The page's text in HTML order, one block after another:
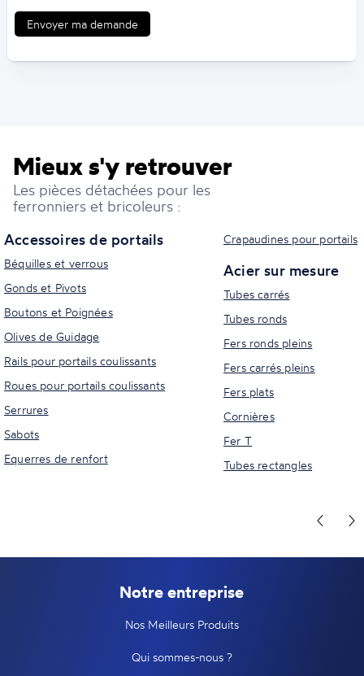
Envoyer ma demande
Mieux s'y retrouver
Les pièces détachées pour les
ferronniers et bricoleurs :
Accessoires de portails
Béquilles et verrous
Gonds et Pivots
Boutons et Poignées
Olives de Guidage
Rails pour portails coulissants
Roues pour portails coulissants
Serrures
Sabots
Equerres de renfort
Crapaudines pour portails
Acier sur mesure
Tubes carrés
Tubes ronds
Fers ronds pleins
Fers carrés pleins
Fers plats
Cornières
Fer T
Tubes rectangles
Notre entreprise
Nos Meilleurs Produits
Qui sommes-nous ?